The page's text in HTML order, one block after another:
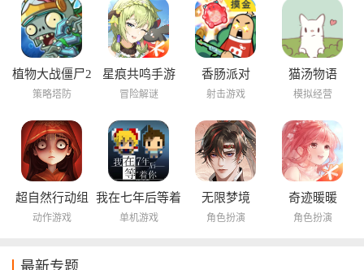
植物大战僵尸2
海底世界
策略塔防
星痕共鸣手游
冒险解谜
香肠派对
射击游戏
猫汤物语
模拟经营
超自然行动组
动作游戏
我在七年后等着
你
单机游戏
无限梦境
角色扮演
奇迹暖暖
角色扮演
最新专题